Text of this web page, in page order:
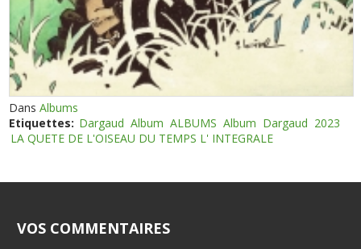
DansAlbums
Etiquettes: Dargaud Album ALBUMS Album Dargaud 2023
LA QUETE DE L'OISEAU DU TEMPS L' INTEGRALE
VOS COMMENTAIRES